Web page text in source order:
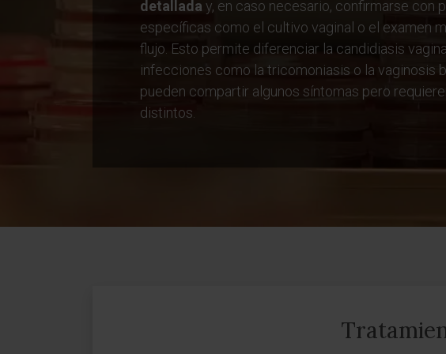
detallada y, en caso necesario, confirmarse con
específicas como el cultivo vaginal o el examen
flujo. Esto permite diferenciar la candidiasis
infecciones como la tricomoniasis o la vaginosis
pueden compartir algunos síntomas pero
distintos.